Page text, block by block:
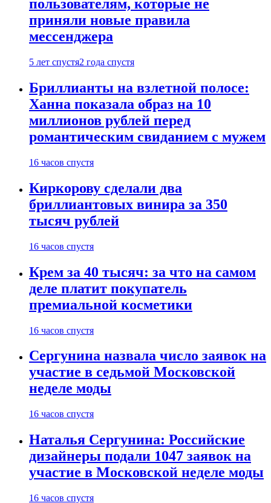
пользователям, которые не
приняли новые правила
мессенджера
5 лет спустя2 года спустя
Бриллианты на взлетной полосе:
Ханна показала образ на 10
миллионов рублей перед
романтическим свиданием с мужем
16 часов спустя
Киркорову сделали два
бриллиантовых винира за 350
тысяч рублей
16 часов спустя
Крем за 40 тысяч: за что на самом
деле платит покупатель
премиальной косметики
16 часов спустя
Сергунина назвала число заявок на
участие в седьмой Московской
неделе моды
16 часов спустя
Наталья Сергунина: Российские
дизайнеры подали 1047 заявок на
участие в Московской неделе моды
16 часов спустя